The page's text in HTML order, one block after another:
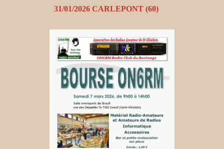
31/01/2026 CARLEPONT (60)